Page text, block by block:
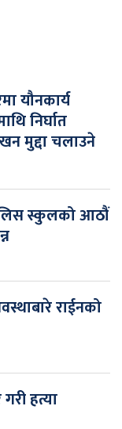
यौनकार्य
निर्घात
मुद्दा चलाउने
स्कुलको आठौं
राईनको
गरी हत्या